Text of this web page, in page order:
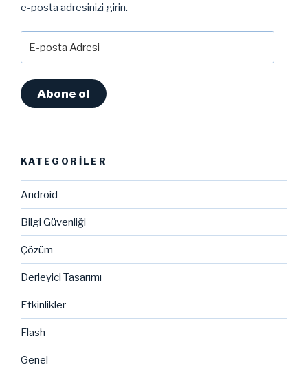
e-posta adresinizi girin.
posta
Abone ol
KATEGORILER
Android
Bilgi Güvenliği
Çözüm
Derleyici Tasarımı
Etkinlikler
Flash
Genel